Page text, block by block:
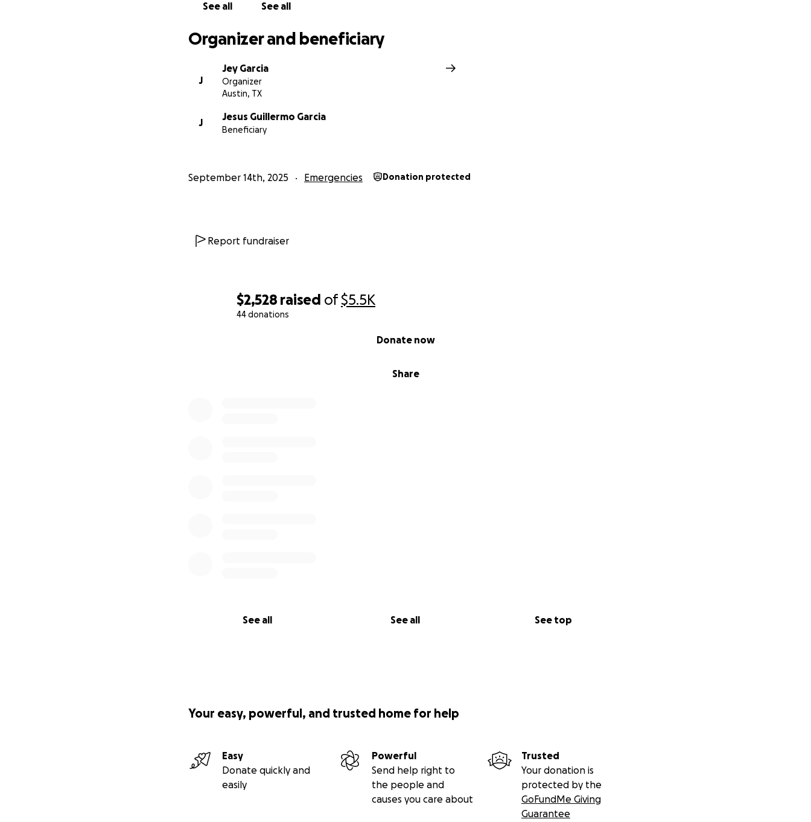
$2,528 raised of$5.5K
44 donations
Share
Donate now
See all See all See top
See all See all
Organizer and beneficiary
J
Jey Garcia
Organizer
Austin, TX
J
Jesus Guillermo Garcia
Beneficiary
September 14th, 2025 Emergencies Donation protected
Report fundraiser
Your easy, powerful, and trusted home for help
Easy
Donate quickly and
easily
Powerful
Send help right to
the people and
causes you care about
Trusted
Your donation is
protected by the
GoFundMe Giving
Guarantee